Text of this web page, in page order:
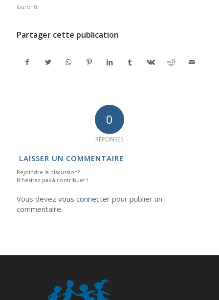
laurentf
Partager cette publication
0
RÉPONSES
LAISSER UN COMMENTAIRE
Rejoindre la discussion?
N’hésitez pas à contribuer !
Vous devez vous connecterpour publier un
commentaire.